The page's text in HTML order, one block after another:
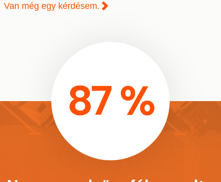
Van még egy kérdésem.
87 %